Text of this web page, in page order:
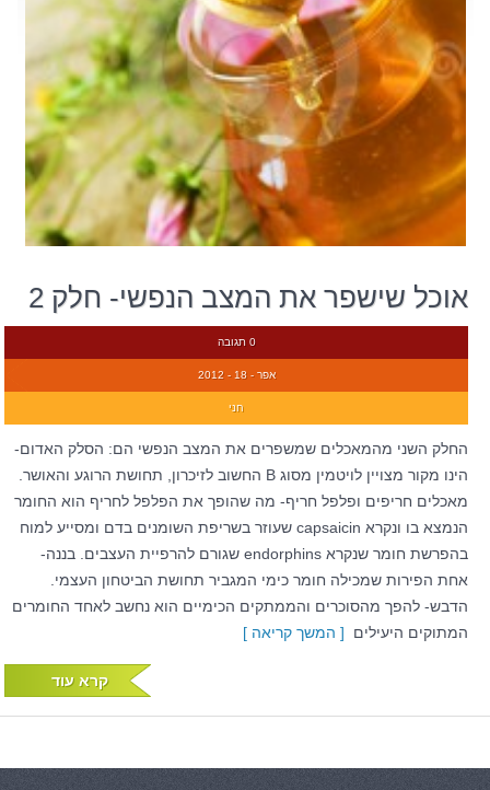
אוכל שישפר את המצב הנפשי- חלק 2
0 תגובה
אפר - 18 - 2012
חני
החלק השני מהמאכלים שמשפרים את המצב הנפשי הם: הסלק האדום-
הינו מקור מצויין לויטמין מסוג B החשוב לזיכרון, תחושת הרוגע והאושר.
מאכלים חריפים ופלפל חריף- מה שהופך את הפלפל לחריף הוא החומר
הנמצא בו ונקרא capsaicin שעוזר בשריפת השומנים בדם ומסייע למוח
בהפרשת חומר שנקרא endorphins שגורם להרפיית העצבים. בננה-
אחת הפירות שמכילה חומר כימי המגביר תחושת הביטחון העצמי.
הדבש- להפך מהסוכרים והממתקים הכימיים הוא נחשב לאחד החומרים
המתוקים היעילים [ המשך קריאה ]
קרא עוד